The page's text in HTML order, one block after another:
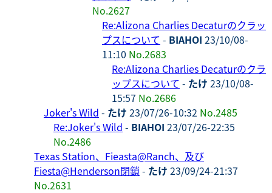
No.2627
Re:Alizona Charlies Decaturのクラッ
プスについて - BIAHOI 23/10/08-
11:10 No.2683
Re:Alizona Charlies Decaturのクラ
ップスについて - たけ 23/10/08-
15:57 No.2686
Joker's Wild - たけ 23/07/26-10:32 No.2485
Re:Joker's Wild - BIAHOI 23/07/26-22:35
No.2486
Texas Station、Fieasta@Ranch、及び
Fiesta@Henderson閉鎖 - たけ 23/09/24-21:37
No.2631